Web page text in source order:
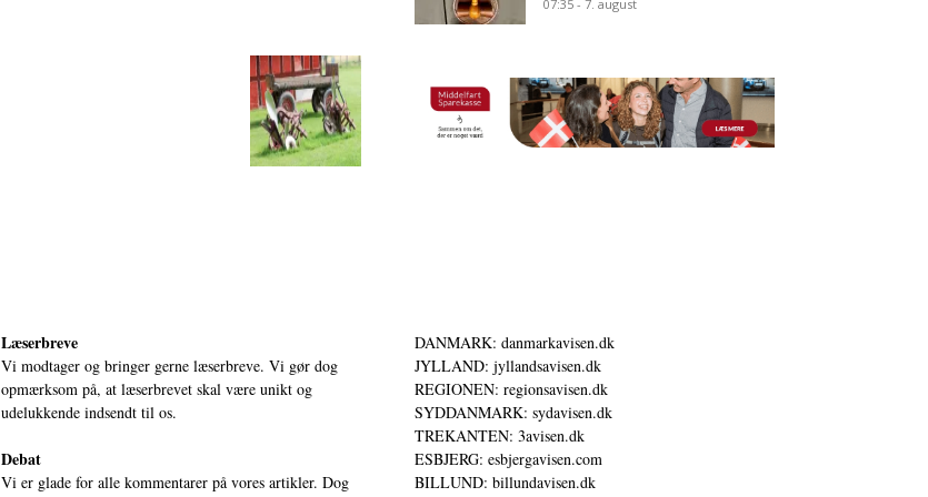
07:35 - 7. august
Læserbreve
Vi modtager og bringer gerne læserbreve. Vi gør dog
opmærksom på, at læserbrevet skal være unikt og
udelukkende indsendt til os.
Debat
Vi er glade for alle kommentarer på vores artikler. Dog
DANMARK: danmarkavisen.dk
JYLLAND: jyllandsavisen.dk
REGIONEN: regionsavisen.dk
SYDDANMARK: sydavisen.dk
TREKANTEN: 3avisen.dk
ESBJERG: esbjergavisen.com
BILLUND: billundavisen.dk